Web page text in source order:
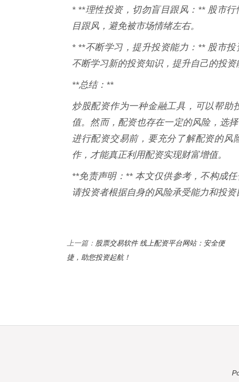
* **理性投资，切勿盲目跟风：** 股市
目跟风，避免被市场情绪左右。
* **不断学习，提升投资能力：** 股市
不断学习新的投资知识，提升自己的投资
**总结：**
炒股配资作为一种金融工具，可以帮
值。然而，配资也存在一定的风险，选
进行配资交易前，要充分了解配资的
作，才能真正利用配资实现财富增值。
**免责声明：** 本文仅供参考，不构成
请投资者根据自身的风险承受能力和投
上一篇： 股票交易软件 线上配资平台网站：安全便
捷，助您投资起航！